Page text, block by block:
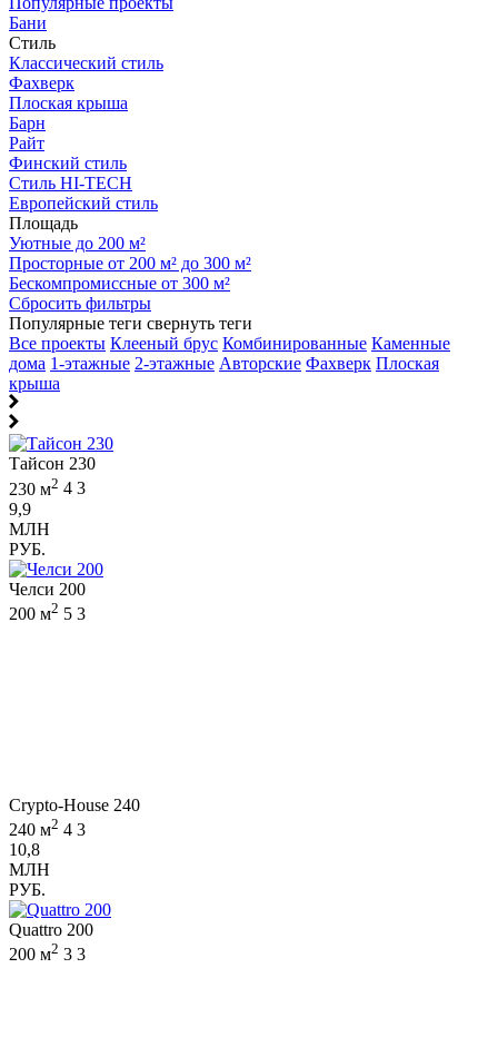
Бани
Стиль
Классический стиль
Фахверк
Плоская крыша
Барн
Райт
Финский стиль
Стиль HI-TECH
Европейский стиль
Площадь
Уютные до 200 м²
Просторные от 200 м² до 300 м²
Бескомпромиссные от 300 м²
Сбросить фильтры
Популярные теги свернуть теги
Все проекты Клееный брус Комбинированные Каменные
дома 1-этажные 2-этажные Авторские Фахверк Плоская
крыша
Тайсон 230
230 м2 4 3
9,9
МЛН
РУБ.
Челси 200
200 м2 5 3
Crypto-House 240
240 м2 4 3
10,8
МЛН
РУБ.
Quattro 200
200 м2 3 3